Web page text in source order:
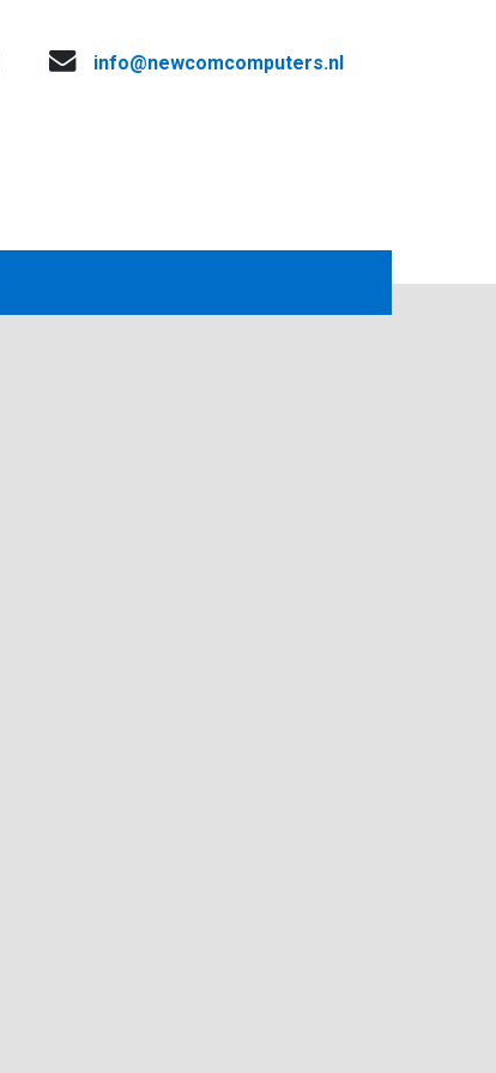
info@newcomcomputers.nl